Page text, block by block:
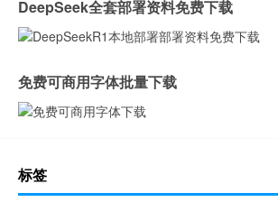
DeepSeek全套部署资料免费下载
免费可商用字体批量下载
标签